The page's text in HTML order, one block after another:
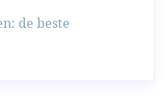
de beste